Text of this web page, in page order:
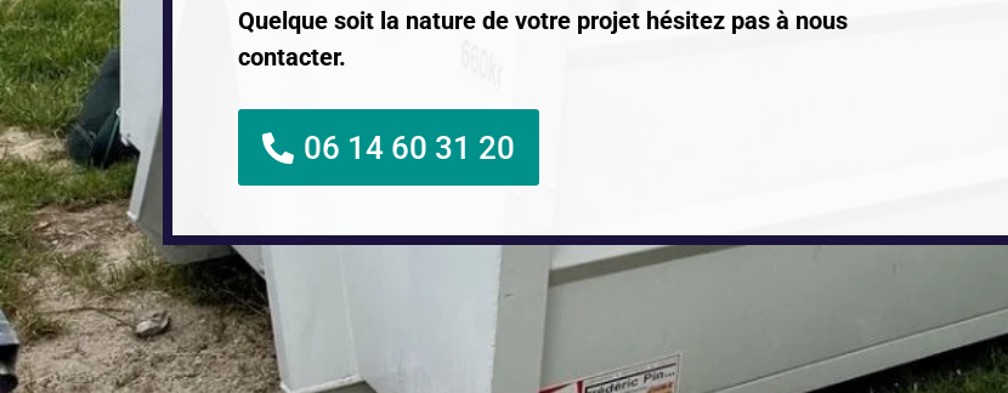
Quelque soit la nature de votre projet hésitez pas à nous
contacter.
06 14 60 31 20